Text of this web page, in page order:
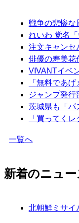
戦争の悲惨な
れいわ 党名
注文キャンセ
俳優の寿美花
VIVANTイベ
「無料であ
ジャンプ発
茨城県も「パ
「買ってく
一覧へ
新着のニュー
北朝鮮ミサ